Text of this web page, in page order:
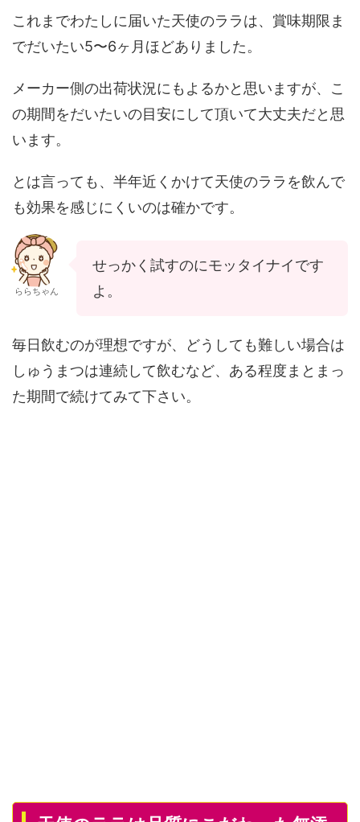
これまでわたしに届いた天使のララは、賞味期限ま
でだいたい5〜6ヶ月ほどありました。
メーカー側の出荷状況にもよるかと思いますが、こ
の期間をだいたいの目安にして頂いて大丈夫だと思
います。
とは言っても、半年近くかけて天使のララを飲んで
も効果を感じにくいのは確かです。
ららちゃん
せっかく試すのにモッタイナイです
よ。
毎日飲むのが理想ですが、どうしても難しい場合は
しゅうまつは連続して飲むなど、ある程度まとまっ
た期間で続けてみて下さい。